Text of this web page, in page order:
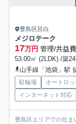
豊島区目白
メジロテーク
17万円 管理/共益
53.00㎡ (2LDK) /築
山手線「池袋」駅
駐輪場 オートロッ
インターネット対応
豊島区エリアでの住